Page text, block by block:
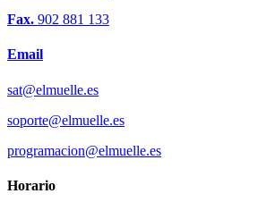
Fax. 902 881 133
Email
sat@elmuelle.es
soporte@elmuelle.es
programacion@elmuelle.es
Horario